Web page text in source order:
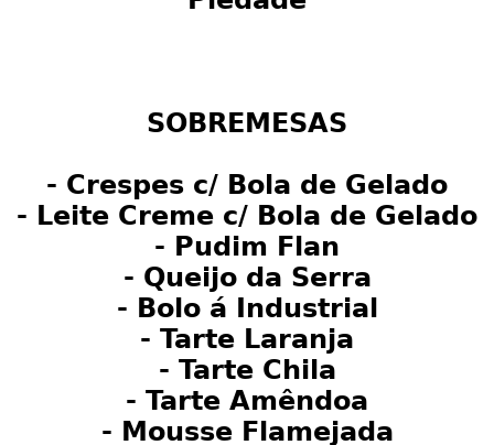
SOBREMESAS
- Crespes c/ Bola de Gelado
- Leite Creme c/ Bola de Gelado
- Pudim Flan
- Queijo da Serra
- Bolo á Industrial
- Tarte Laranja
- Tarte Chila
- Tarte Amêndoa
- Mousse Flamejada